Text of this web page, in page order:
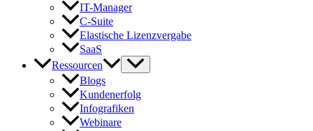
IT-Manager
C-Suite
Elastische Lizenzvergabe
SaaS
Ressourcen
Blogs
Kundenerfolg
Infografiken
Webinare